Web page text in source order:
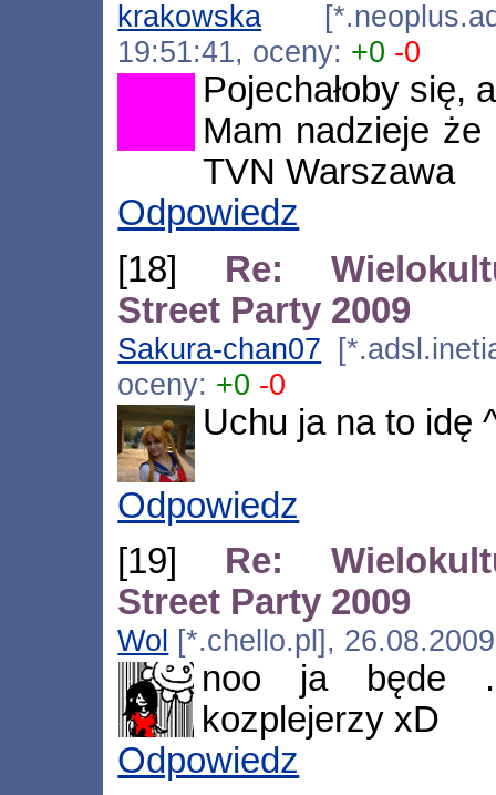
krakowska
19:51:41, oceny: +0 -0
Pojechałoby się,
Mam nadzieje
TVN Warszawa
Odpowiedz
[18] Re:
Street Party 2009
Sakura-chan07
oceny: +0 -0
Uchu ja na to idę
Odpowiedz
[19] Re:
Street Party 2009
Wol [*.chello.pl],
noo ja będe .
kozplejerzy xD
Odpowiedz